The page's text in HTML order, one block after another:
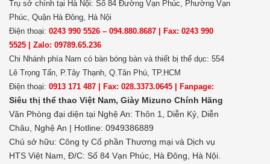
Trụ sở chính tại Hà Nội: Số 84 Đường Vạn Phúc, Phường Vạn
Phúc, Quận Hà Đông, Hà Nội
Điện thoại: 0243 990 5526 – 094.880.8687 | Fax: 0243 990
5525 | Zalo: 09789.65.236
Chi Nhánh phía Nam có bàn bóng bàn và thiết bị thể dục: 554
Lê Trọng Tấn, P.Tây Thạnh, Q.Tân Phú, TP.HCM
Điện thoại: 0913 171 487 | Fax: 028.3373.0645 | Fanpage:
Siêu thị thể thao Việt Nam, Giày Mizuno Chính Hãng
Văn Phòng đại diện tại Nghệ An: Thôn 1, Diễn Kỷ, Diễn
Châu, Nghệ An | Hotline: 0949386889
Chủ sở hữu: Công ty Cổ phần Thương mại và Dịch vụ
HTS Việt Nam, Đ/C: Số 84 Vạn Phúc, Hà Đông, Hà Nội.